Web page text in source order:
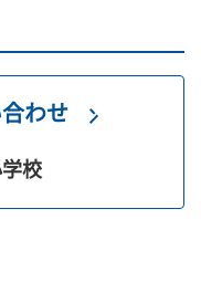
わせ
校